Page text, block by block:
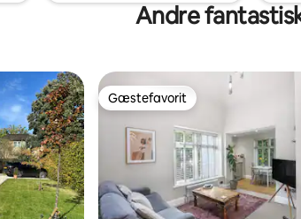
Andre
Gæstefavorit
Gæstefavorit